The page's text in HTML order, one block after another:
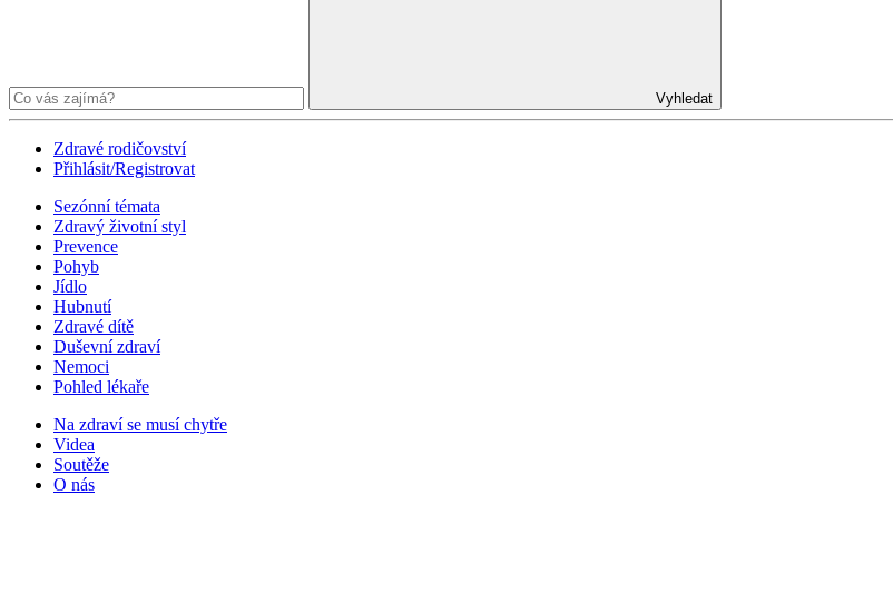
Vyhledat
Zdravé rodičovství
Přihlásit/Registrovat
Sezónní témata
Zdravý životní styl
Prevence
Pohyb
Jídlo
Hubnutí
Zdravé dítě
Duševní zdraví
Nemoci
Pohled lékaře
Na zdraví se musí chytře
Videa
Soutěže
O nás